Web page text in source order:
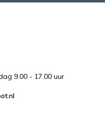
9.00 - 17.00 uur